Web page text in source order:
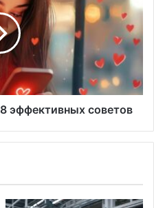
эффективных советов